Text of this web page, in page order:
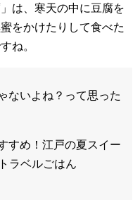
は、寒天の中に豆腐を
をかけたりして食べた
ね。
ないよね？って思った
すめ！江戸の夏スイー
ラベルごはん